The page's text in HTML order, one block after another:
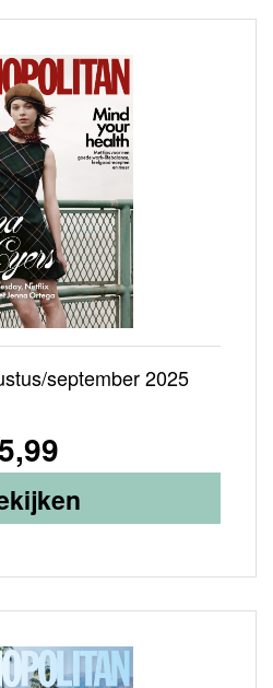
september 2025